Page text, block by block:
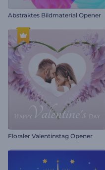
Abstraktes Bildmaterial Opener
Floraler Valentinstag Opener